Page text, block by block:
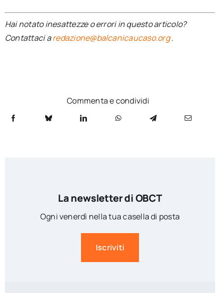
Hai notato inesattezze o errori in questo articolo?
Contattaci aredazione@balcanicaucaso.org.
Commenta e condividi
La newsletter di OBCT
Ogni venerdì nella tua casella di posta
Iscriviti